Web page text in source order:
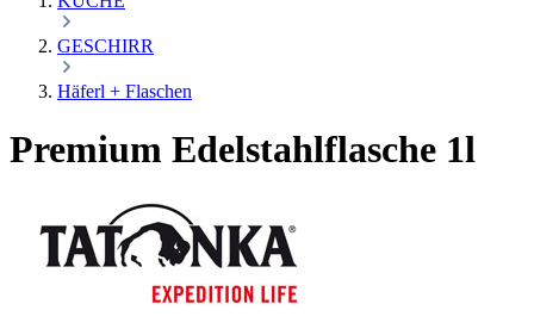
GESCHIRR
Häferl + Flaschen
Premium Edelstahlflasche 1l